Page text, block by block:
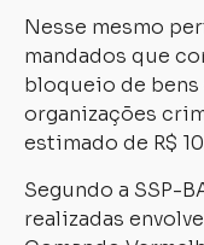
Nesse mesmo
mandados que
bloqueio de bens
organizações
estimado de R$
Segundo a SSP-
realizadas